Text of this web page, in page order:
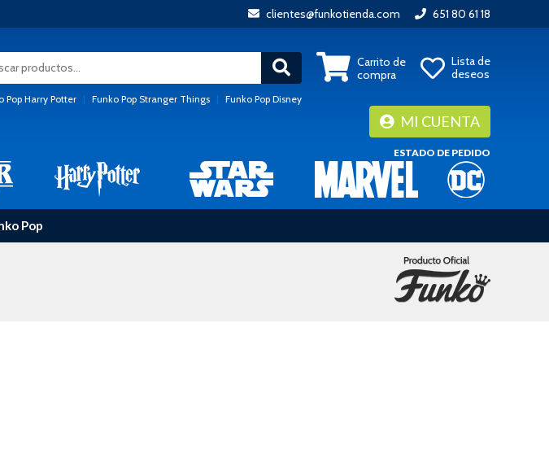
clientes@funkotienda.com 651 80 61 18
Pop Harry Potter | Funko Pop Stranger Things | Funko Pop Disney
Carrito de
compra
Lista de
deseos
MI CUENTA
ESTADO DE PEDIDO
Pop